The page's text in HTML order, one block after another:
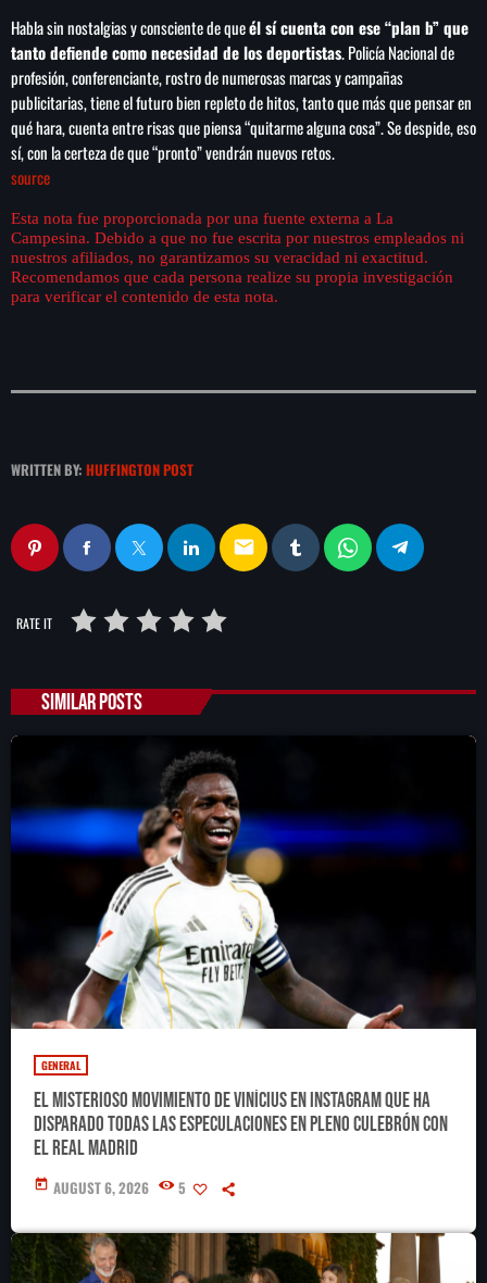
Habla sin nostalgias y consciente de queél sí cuenta con ese “plan b” que
tanto defiende como necesidad de los deportistas. Policía Nacional de
profesión, conferenciante, rostro de numerosas marcas y campañas
publicitarias, tiene el futuro bien repleto de hitos, tanto que más que pensar en
qué hara, cuenta entre risas que piensa “quitarme alguna cosa”. Se despide, eso
sí, con la certeza de que “pronto” vendrán nuevos retos.
source
Esta nota fue proporcionada por una fuente externa a La
Campesina. Debido a que no fue escrita por nuestros empleados ni
nuestros afiliados, no garantizamos su veracidad ni exactitud.
Recomendamos que cada persona realize su propia investigación
para verificar el contenido de esta nota.
WRITTEN BY: HUFFINGTON POST
email
RATE IT
SIMILAR POSTS
GENERAL
El misterioso movimiento de Vinícius en Instagram que ha
disparado todas las especulaciones en pleno culebrón con
el Real Madrid
today AUGUST 6, 2026 5